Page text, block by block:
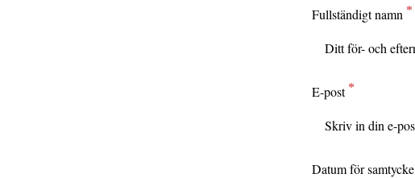
Fullständigt namn
E-post
Datum för samtycke